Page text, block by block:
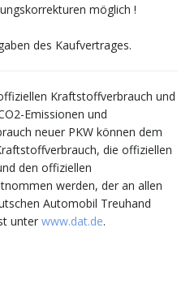
möglich !
des Kaufvertrages.
Kraftstoffverbrauch und
Emissionen und
neuer PKW können dem
die offiziellen
den offiziellen
werden, der an allen
Automobil Treuhand
unter www.dat.de.